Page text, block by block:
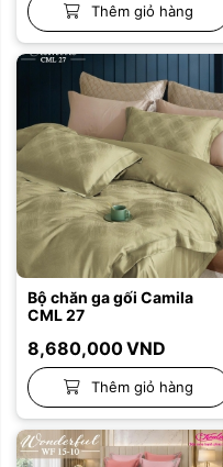
Thêm giỏ hàng
Bộ chăn ga gối Camila
CML 27
8,680,000VND
Thêm giỏ hàng